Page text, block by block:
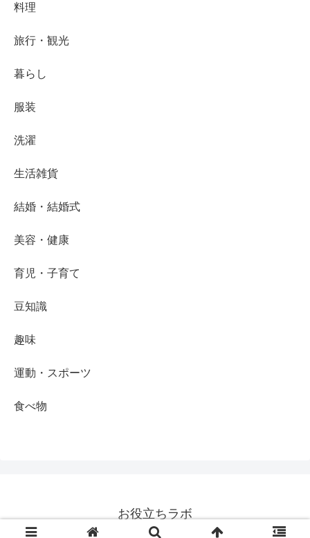
料理
旅行・観光
暮らし
服装
洗濯
生活雑貨
結婚・結婚式
美容・健康
育児・子育て
豆知識
趣味
運動・スポーツ
食べ物
お役立ちラボ
© 2019-2026 お役立ちラボ.